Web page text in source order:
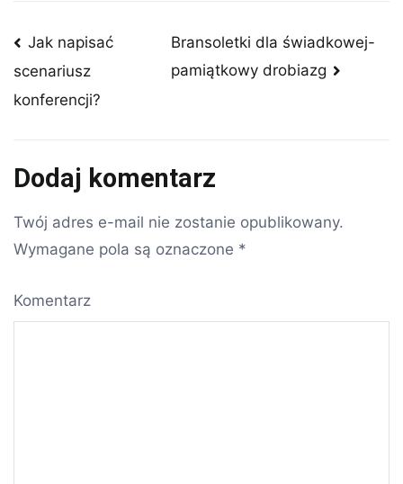
Nawigacja
wpisu
Jak napisać
scenariusz
konferencji?
Bransoletki dla świadkowej-
pamiątkowy drobiazg
Dodaj komentarz
Twój adres e-mail nie zostanie opublikowany.
Wymagane pola są oznaczone *
Komentarz